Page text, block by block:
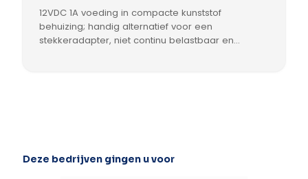
12VDC 1A voeding in compacte kunststof
behuizing; handig alternatief voor een
stekkeradapter, niet continu belastbaar en
Deze bedrijven gingen u voor